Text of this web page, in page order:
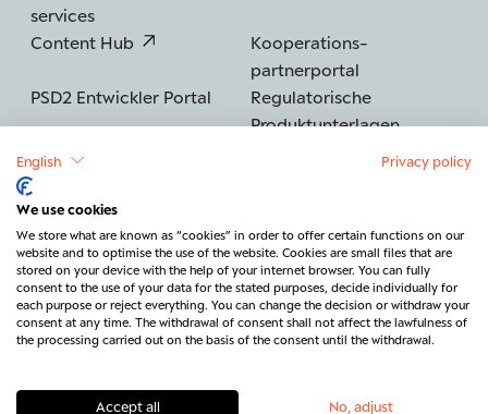
services
Content Hub
Kooperations­
partnerportal
PSD2 Entwickler Portal
Regulatorische
Produktunterlagen
Datenschutz Sicherheit Barrierefreiheit
Rechtliches & Regulatorik
Vertrag widerrufen Kontakt
English Privacy policy
We use cookies
We store what are known as “cookies” in order to offer certain functions on our
website and to optimise the use of the website. Cookies are small files that are
stored on your device with the help of your internet browser. You can fully
consent to the use of your data for the stated purposes, decide individually for
each purpose or reject everything. You can change the decision or withdraw your
consent at any time. The withdrawal of consent shall not affect the lawfulness of
the processing carried out on the basis of the consent until the withdrawal.
Accept all No, adjust